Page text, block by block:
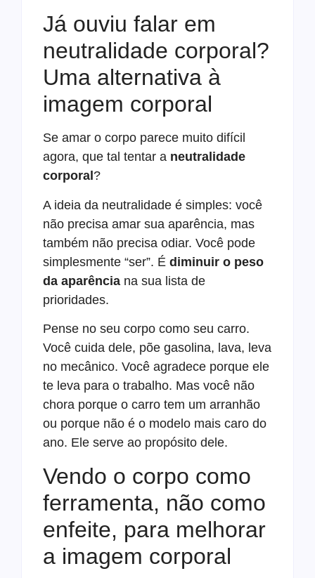
Já ouviu falar em
neutralidade corporal?
Uma alternativa à
imagem corporal
Se amar o corpo parece muito difícil
agora, que tal tentar a neutralidade
corporal ?
A ideia da neutralidade é simples: você
não precisa amar sua aparência, mas
também não precisa odiar. Você pode
simplesmente “ser”. É diminuir o peso
da aparência na sua lista de
prioridades.
Pense no seu corpo como seu carro.
Você cuida dele, põe gasolina, lava, leva
no mecânico. Você agradece porque ele
te leva para o trabalho. Mas você não
chora porque o carro tem um arranhão
ou porque não é o modelo mais caro do
ano. Ele serve ao propósito dele.
Vendo o corpo como
ferramenta, não como
enfeite, para melhorar
a imagem corporal